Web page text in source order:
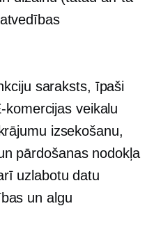
saraksts, īpaši
komercijas veikalu
izsekošanu,
pārdošanas nodokļa
uzlabotu datu
un algu